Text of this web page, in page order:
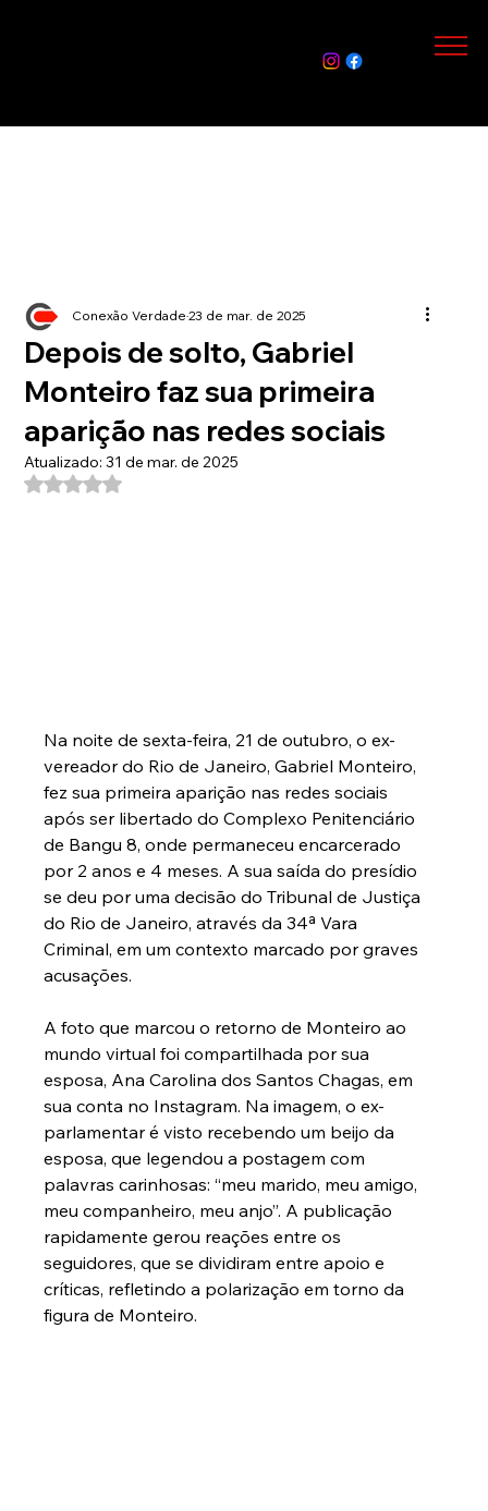
Depois de solto, Gabriel
Monteiro faz sua primeira
aparição nas redes sociais
Conexão Verdade23 de mar. de 2025
Atualizado: 31 de mar. de 2025
Avaliado com NaN de 5 estrelas.
Na noite de sexta-feira, 21 de outubro, o ex-
vereador do Rio de Janeiro, Gabriel Monteiro,
fez sua primeira aparição nas redes sociais
após ser libertado do Complexo Penitenciário
de Bangu 8, onde permaneceu encarcerado
por 2 anos e 4 meses. A sua saída do presídio
se deu por uma decisão do Tribunal de Justiça
do Rio de Janeiro, através da 34ª Vara
Criminal, em um contexto marcado por graves
acusações.
A foto que marcou o retorno de Monteiro ao
mundo virtual foi compartilhada por sua
esposa, Ana Carolina dos Santos Chagas, em
sua conta no Instagram. Na imagem, o ex-
parlamentar é visto recebendo um beijo da
esposa, que legendou a postagem com
palavras carinhosas: “meu marido, meu amigo,
meu companheiro, meu anjo”. A publicação
rapidamente gerou reações entre os
seguidores, que se dividiram entre apoio e
críticas, refletindo a polarização em torno da
figura de Monteiro.